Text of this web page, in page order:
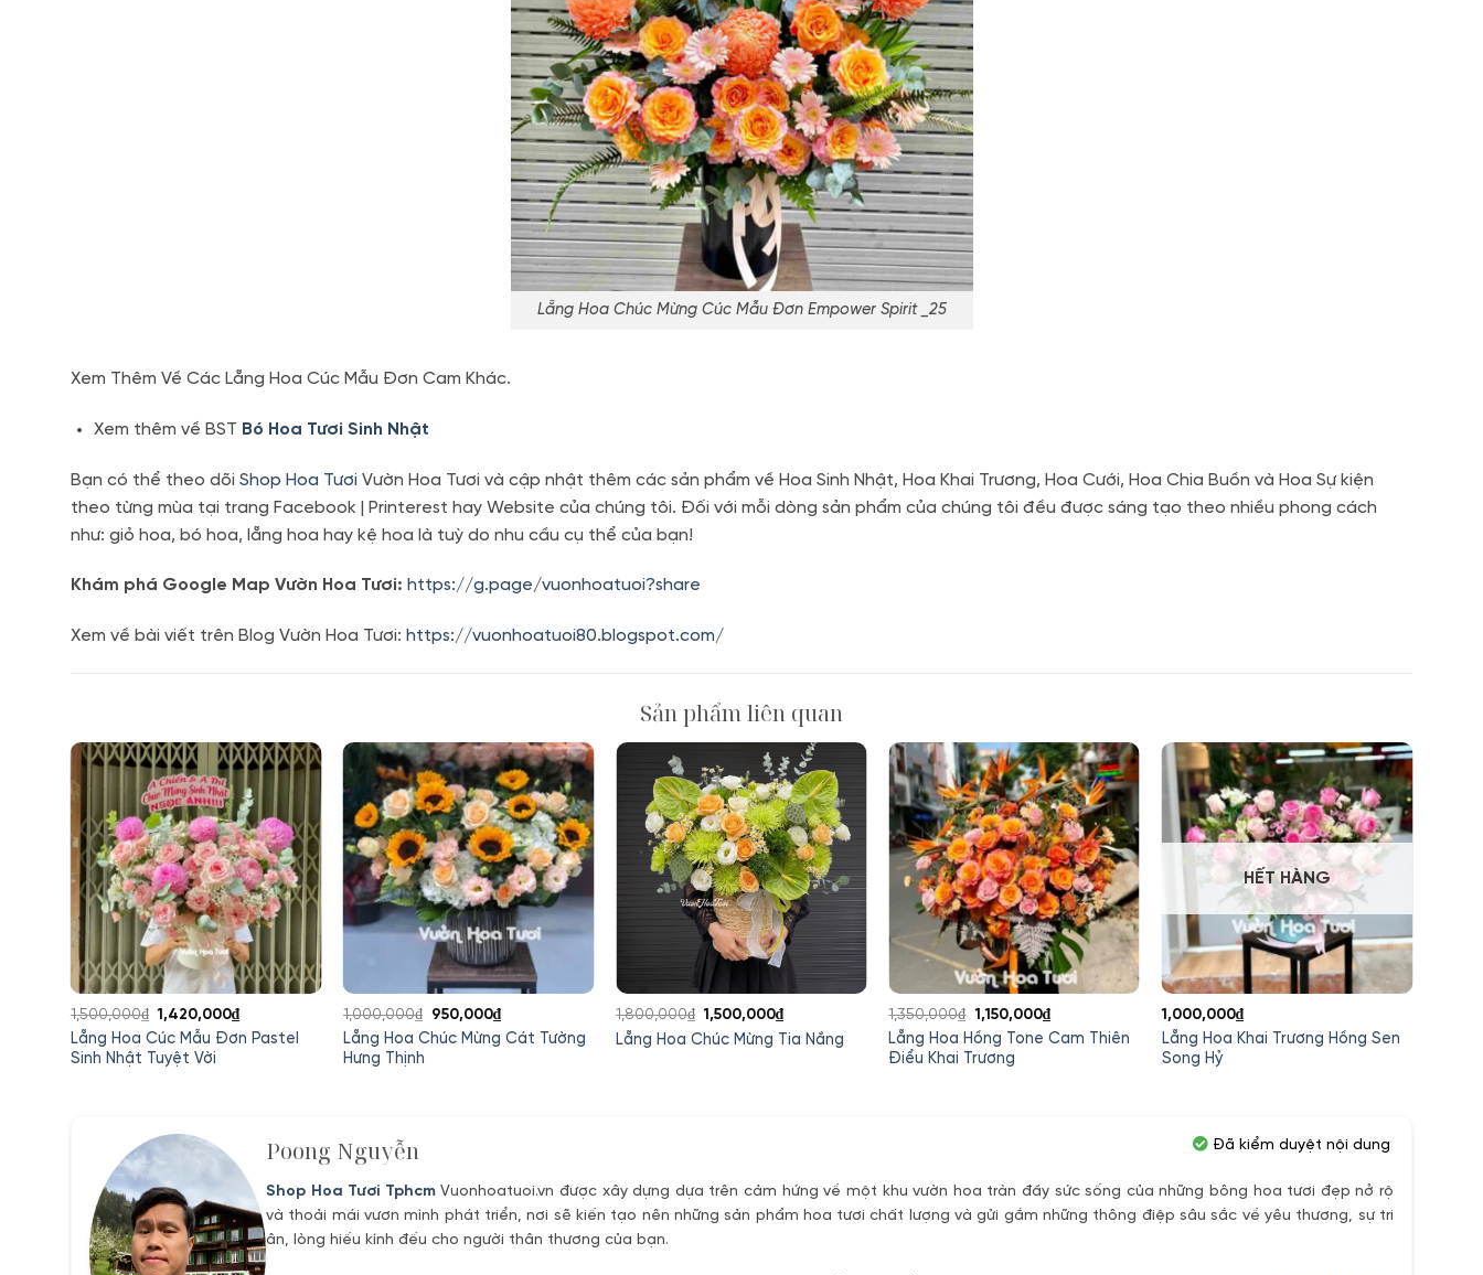
Lẵng Hoa Chúc Mừng Cúc Mẫu Đơn Empower Spirit _25
Xem Thêm Về Các Lẵng Hoa Cúc Mẫu Đơn Cam Khác.
Xem thêm về BST Bó Hoa Tươi Sinh Nhật
Bạn có thể theo dõi Shop Hoa Tươi Vườn Hoa Tươi và cập nhật thêm các sản phẩm về Hoa Sinh Nhật, Hoa Khai Trương, Hoa Cưới, Hoa Chia Buồn và Hoa Sự kiện
theo từng mùa tại trang Facebook | Printerest hay Website của chúng tôi. Đối với mỗi dòng sản phẩm của chúng tôi đều được sáng tạo theo nhiều phong cách
như: giỏ hoa, bó hoa, lẵng hoa hay kệ hoa là tuỳ do nhu cầu cụ thể của bạn!
Khám phá Google Map Vườn Hoa Tươi: https://g.page/vuonhoatuoi?share
Xem về bài viết trên Blog Vườn Hoa Tươi: https://vuonhoatuoi80.blogspot.com/
Sản phẩm liên quan
Lẵng Hoa Cúc Mẫu Đơn Pastel
Sinh Nhật Tuyệt Vời
1,500,000₫ Giá
gốc
là:
1,420,000₫Giá
hiện
Lẵng Hoa Chúc Mừng Cát Tường
Hưng Thịnh
1,000,000₫
Giá
gốc
950,000₫Giá
hiện
Lẵng Hoa Chúc Mừng Tia Nắng
1,800,000₫ Giá
gốc
1,500,000₫Giá
hiện
Lẵng Hoa Hồng Tone Cam Thiên
Điểu Khai Trương
1,350,000₫ Giá
gốc
là:
1,150,000₫Giá
hiện
HẾT HÀNG
Lẵng Hoa Khai Trương Hồng Sen
Song Hỷ
1,000,000₫
Poong Nguyễn
Shop Hoa Tươi TphcmVuonhoatuoi.vn được xây dựng dựa trên cảm hứng về một khu vườn hoa tràn đầy sức sống của những bông hoa tươi đẹp nở rộ
và thoải mái vươn mình phát triển, nơi sẽ kiến tạo nên những sản phẩm hoa tươi chất lượng và gửi gắm những thông điệp sâu sắc về yêu thương, sự tri
ân, lòng hiếu kính đếu cho người thân thương của bạn.
Đã kiểm duyệt nội dung